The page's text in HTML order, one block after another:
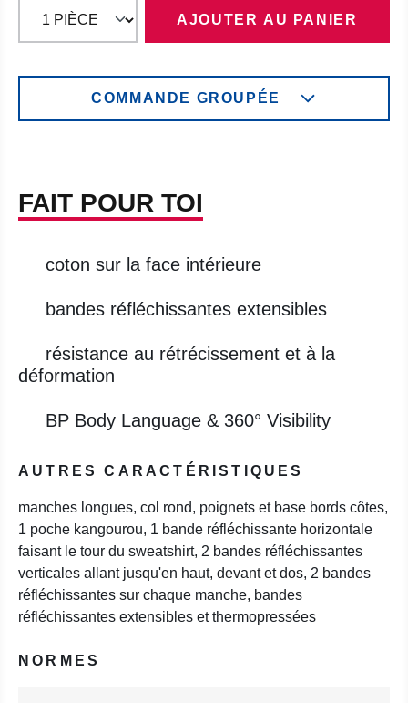
AJOUTER AU PANIER
COMMANDE GROUPÉE
FAIT POUR TOI
coton sur la face intérieure
bandes réfléchissantes extensibles
résistance au rétrécissement et à la
déformation
BP Body Language & 360° Visibility
AUTRES CARACTÉRISTIQUES
manches longues, col rond, poignets et base bords côtes,
1 poche kangourou, 1 bande réfléchissante horizontale
faisant le tour du sweatshirt, 2 bandes réfléchissantes
verticales allant jusqu'en haut, devant et dos, 2 bandes
réfléchissantes sur chaque manche, bandes
réfléchissantes extensibles et thermopressées
NORMES